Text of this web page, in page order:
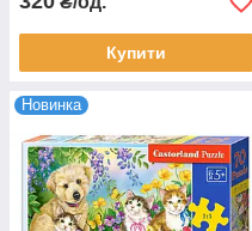
Купити
Новинка